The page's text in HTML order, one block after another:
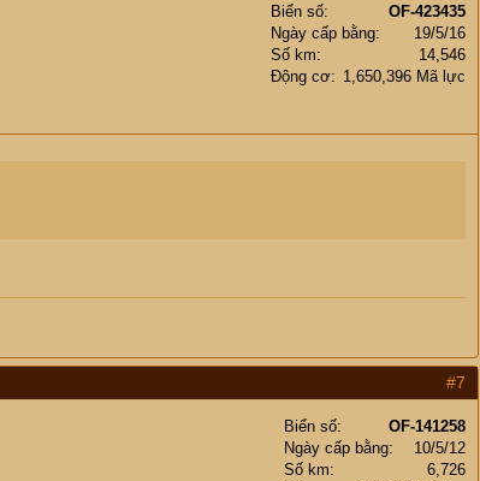
Biển số
OF-423435
Ngày cấp bằng
19/5/16
Số km
14,546
Động cơ
1,650,396 Mã lực
#7
Biển số
OF-141258
Ngày cấp bằng
10/5/12
Số km
6,726